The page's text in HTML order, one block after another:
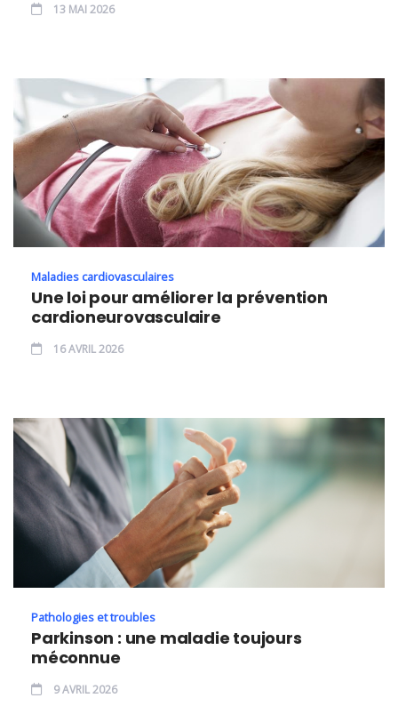
13 MAI 2026
Maladies cardiovasculaires
Une loi pour améliorer la prévention
cardioneurovasculaire
16 AVRIL 2026
Pathologies et troubles
Parkinson : une maladie toujours
méconnue
9 AVRIL 2026